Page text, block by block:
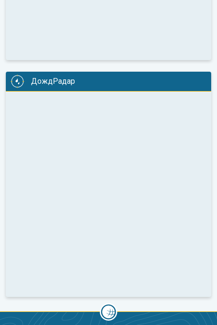
ДождРадар